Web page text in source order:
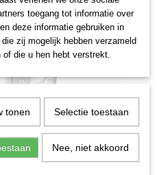
toegang tot informatie over
deze informatie gebruiken in
zij mogelijk hebben verzameld
of die u hen hebt verstrekt.
tonen Selectie toestaan
Nee, niet akkoord